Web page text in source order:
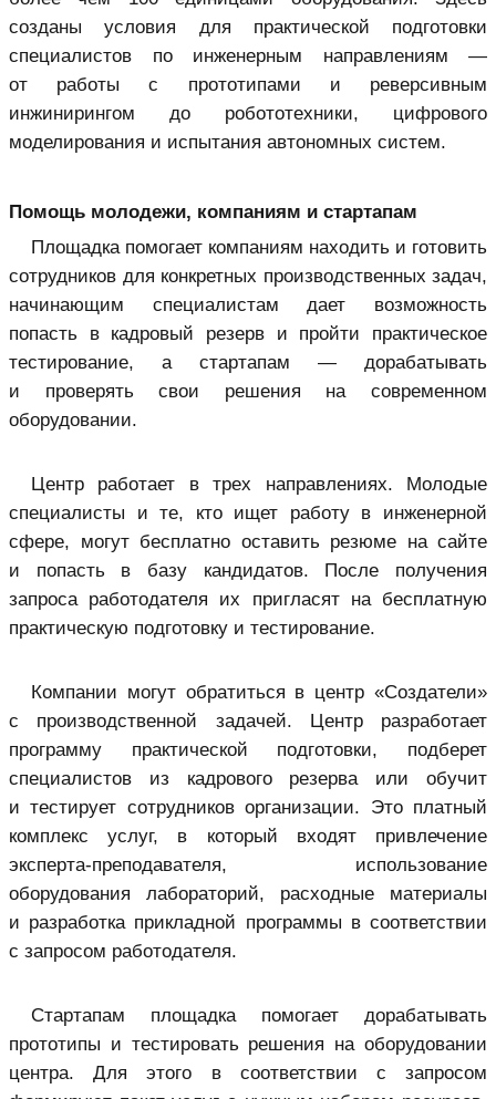
созданы условия для практической подготовки
специалистов по инженерным направлениям —
от работы с прототипами и реверсивным
инжинирингом до робототехники, цифрового
моделирования и испытания автономных систем.
Помощь молодежи, компаниям и стартапам
Площадка помогает компаниям находить и готовить
сотрудников для конкретных производственных задач,
начинающим специалистам дает возможность
попасть в кадровый резерв и пройти практическое
тестирование, а стартапам — дорабатывать
и проверять свои решения на современном
оборудовании.
Центр работает в трех направлениях. Молодые
специалисты и те, кто ищет работу в инженерной
сфере, могут бесплатно оставить резюме на сайте
и попасть в базу кандидатов. После получения
запроса работодателя их пригласят на бесплатную
практическую подготовку и тестирование.
Компании могут обратиться в центр «Создатели»
с производственной задачей. Центр разработает
программу практической подготовки, подберет
специалистов из кадрового резерва или обучит
и тестирует сотрудников организации. Это платный
комплекс услуг, в который входят привлечение
эксперта-преподавателя, использование
оборудования лабораторий, расходные материалы
и разработка прикладной программы в соответствии
с запросом работодателя.
Стартапам площадка помогает дорабатывать
прототипы и тестировать решения на оборудовании
центра. Для этого в соответствии с запросом